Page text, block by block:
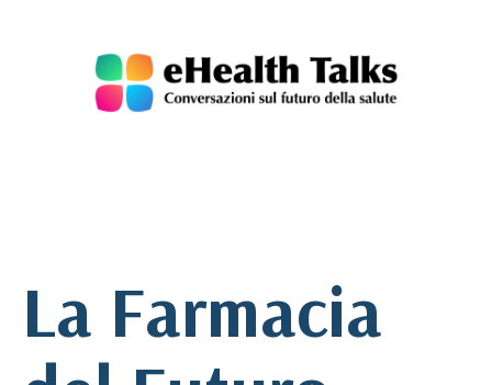
contenuto
La Farmacia